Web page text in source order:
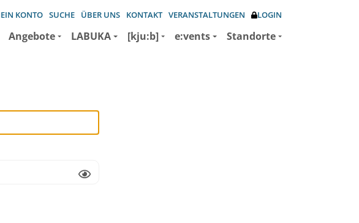
KONTO SUCHE ÜBER UNS KONTAKT VERANSTALTUNGEN LOGIN
Angebote LABUKA [kju:b] e:vents Standorte